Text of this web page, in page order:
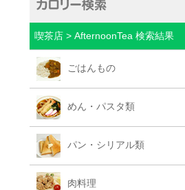
喫茶店 > AfternoonTea 検索結果
ごはんもの
めん・パスタ類
パン・シリアル類
肉料理